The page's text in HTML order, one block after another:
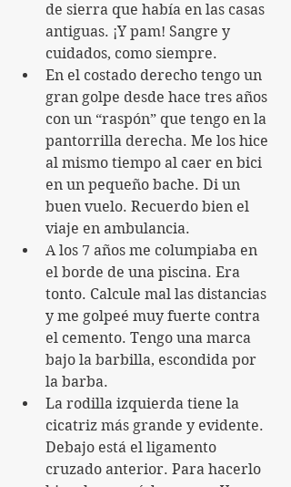
de sierra que había en las casas
antiguas. ¡Y pam! Sangre y
cuidados, como siempre.
En el costado derecho tengo un
gran golpe desde hace tres años
con un “raspón” que tengo en la
pantorrilla derecha. Me los hice
al mismo tiempo al caer en bici
en un pequeño bache. Di un
buen vuelo. Recuerdo bien el
viaje en ambulancia.
A los 7 años me columpiaba en
el borde de una piscina. Era
tonto. Calcule mal las distancias
y me golpeé muy fuerte contra
el cemento. Tengo una marca
bajo la barbilla, escondida por
la barba.
La rodilla izquierda tiene la
cicatriz más grande y evidente.
Debajo está el ligamento
cruzado anterior. Para hacerlo